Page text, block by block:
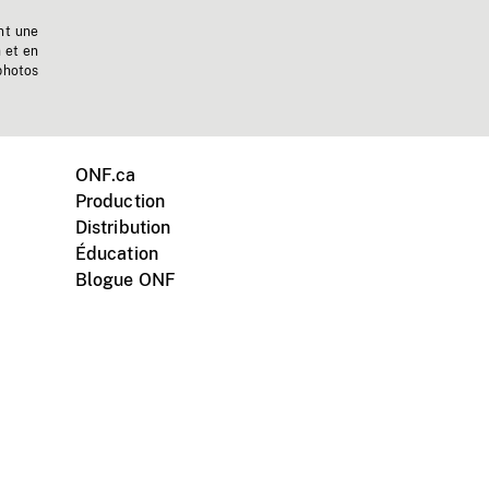
une
et en
ONF.ca
Production
Distribution
Éducation
Blogue ONF